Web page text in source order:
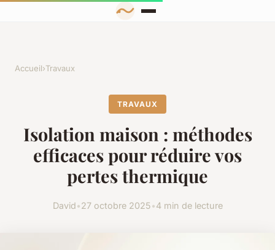
Accueil›Travaux
TRAVAUX
Isolation maison : méthodes
efficaces pour réduire vos
pertes thermique
David•27 octobre 2025•4 min de lecture